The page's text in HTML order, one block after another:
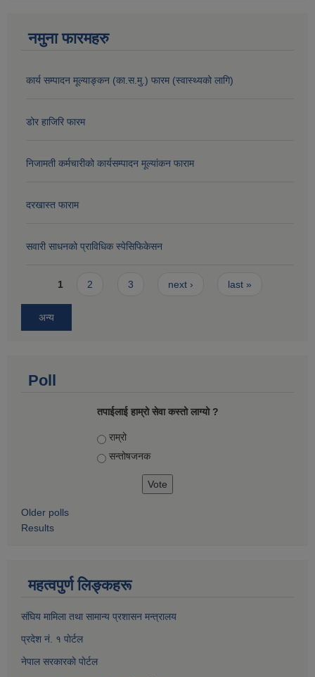
नमुना फारमहरु
कार्य सम्पादन मूल्याङ्कन (का.स.मु.) फारम (स्वास्थ्यको लागि)
डोर हाजिरि फारम
निजामती कर्मचारीको कार्यसम्पादन मूल्यांकन फाराम
दरखास्त फाराम
सवारी साधनको प्राविधिक स्पेसिफिकेसन
Pages
1 2 3 next › last »
अन्य
Poll
तपाईलाई हाम्रो सेवा कस्तो लाग्यो ?
Choices
राम्रो
सन्तोषज‍नक
Older polls
Results
महत्वपुर्ण लिङ्कहरू
संघिय मामिला तथा सामान्य प्रशासन मन्त्रालय
प्रदेश नं. १ पाेर्टल
नेपाल सरकारकाे पाेर्टल